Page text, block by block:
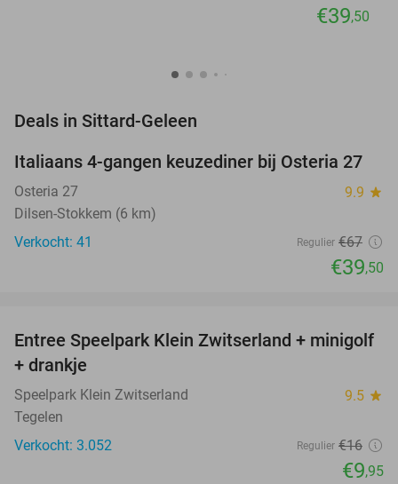
€39,50
Deals in Sittard-Geleen
41%
TODAY
Italiaans 4-gangen keuzediner bij Osteria 27
Osteria 27 9.9 star
Dilsen-Stokkem (6 km)
Verkocht: 41
Regulier €67
€39,50
38%
Entree Speelpark Klein Zwitserland + minigolf
+ drankje
Speelpark Klein Zwitserland 9.5 star
Tegelen
Verkocht: 3.052
Regulier €16
€9,95